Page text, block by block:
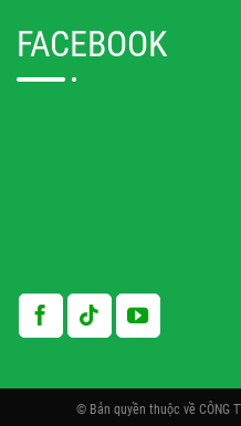
FACEBOOK
© Bản quyền thuộc về CÔNG